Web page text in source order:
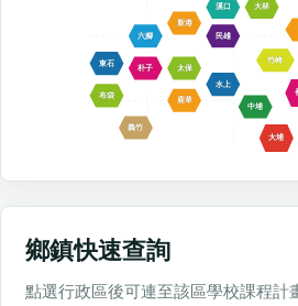
東石
布袋
義竹
六腳
朴子
新港
太保
鹿草
溪口 大林
民雄
水上
中埔
竹崎
大埔
鄉鎮快速查詢
點選行政區後可連至該區學校課程計